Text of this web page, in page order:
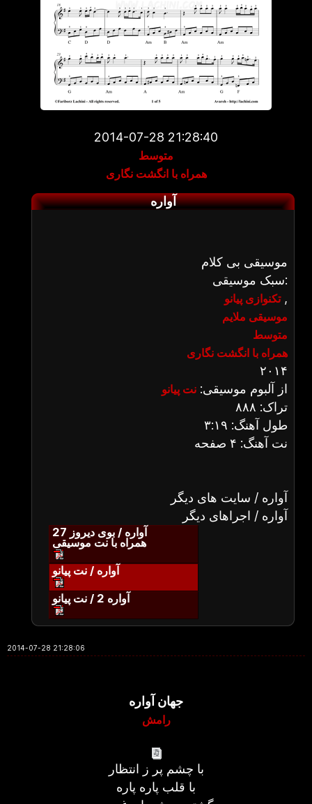
2014-07-28 21:28:40
متوسط
همراه با انگشت نگاری
آواره
موسیقی بی کلام
سبک موسیقی:
تکنوازی پیانو,
موسیقی ملایم
متوسط
همراه با انگشت نگاری
۲۰۱۴
از آلبوم موسیقی: نت پیانو
تراک: ۸۸۸
طول آهنگ: ۳:۱۹
نت آهنگ: ۴ صفحه
آواره / سایت های دیگر
آواره / اجراهای دیگر
آواره / بوی دیروز 27
همراه با نت موسیقی
آواره / نت پیانو
آواره 2 / نت پیانو
2014-07-28 21:28:06
جهان آواره
رامش
با چشم پر ز انتظار
با قلب پاره پاره